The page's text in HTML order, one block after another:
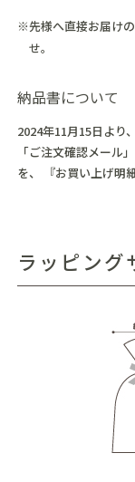
※先様へ直接お届け
せ。
納品書について
2024年11月15日より
「ご注文確認メール
を、 『お買い上げ明
ラッピング